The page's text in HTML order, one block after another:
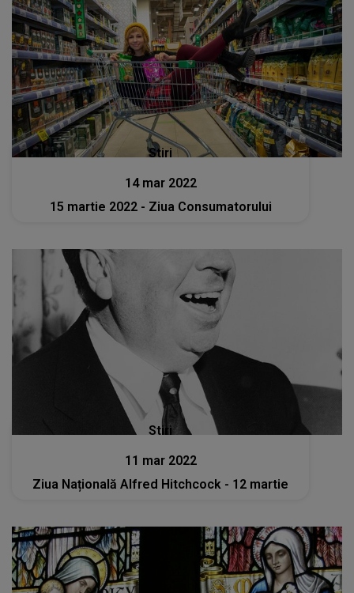
Stiri
14 mar 2022
15 martie 2022 - Ziua Consumatorului
Stiri
11 mar 2022
Ziua Națională Alfred Hitchcock - 12 martie